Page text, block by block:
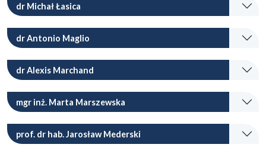
dr Michał Łasica
dr Antonio Maglio
dr Alexis Marchand
mgr inż. Marta Marszewska
prof. dr hab. Jarosław Mederski